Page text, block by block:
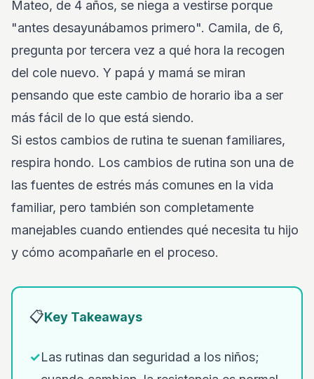
Mateo, de 4 años, se niega a vestirse porque
"antes desayunábamos primero". Camila, de 6,
pregunta por tercera vez a qué hora la recogen
del cole nuevo. Y papá y mamá se miran
pensando que este cambio de horario iba a ser
más fácil de lo que está siendo.
Si estos cambios de rutina te suenan familiares,
respira hondo. Los cambios de rutina son una de
las fuentes de estrés más comunes en la vida
familiar, pero también son completamente
manejables cuando entiendes qué necesita tu hijo
y cómo acompañarle en el proceso.
📋Key Takeaways
✓Las rutinas dan seguridad a los niños;